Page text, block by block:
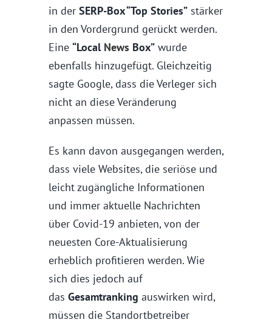
in der SERP-Box “Top Stories” stärker
in den Vordergrund gerückt werden.
Eine “Local News Box” wurde
ebenfalls hinzugefügt. Gleichzeitig
sagte Google, dass die Verleger sich
nicht an diese Veränderung
anpassen müssen.
Es kann davon ausgegangen werden,
dass viele Websites, die seriöse und
leicht zugängliche Informationen
und immer aktuelle Nachrichten
über Covid-19 anbieten, von der
neuesten Core-Aktualisierung
erheblich profitieren werden. Wie
sich dies jedoch auf
das Gesamtranking auswirken wird,
müssen die Standortbetreiber